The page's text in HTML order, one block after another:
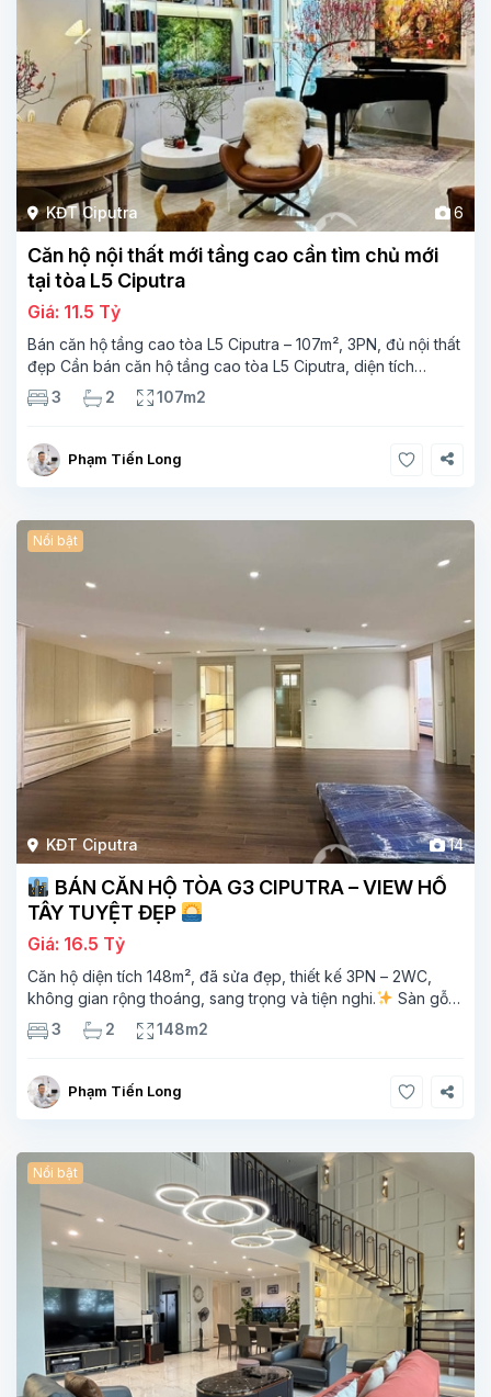
KĐT Ciputra 6
Căn hộ nội thất mới tầng cao cần tìm chủ mới
tại tòa L5 Ciputra
Giá: 11.5 Tỷ
Bán căn hộ tầng cao tòa L5 Ciputra – 107m², 3PN, đủ nội thất
đẹp Cần bán căn hộ tầng cao tòa L5 Ciputra, diện tích
107m², thiết kế 3 phòng ngủ – 2 vệ sinh, không gian rộng
thoáng. Căn
3 2 107m2
Phạm Tiến Long
KĐT Ciputra 14
Nổi bật
BÁN CĂN HỘ TÒA G3 CIPUTRA – VIEW HỒ
TÂY TUYỆT ĐẸP
Giá: 16.5 Tỷ
Căn hộ diện tích 148m², đã sửa đẹp, thiết kế 3PN – 2WC,
không gian rộng thoáng, sang trọng và tiện nghi.
Sàn gỗ
cao cấp, ánh sáng tự nhiên chan hòa, view hồ Tây đắt giá –
mang lại
3 2 148m2
Phạm Tiến Long
Nổi bật